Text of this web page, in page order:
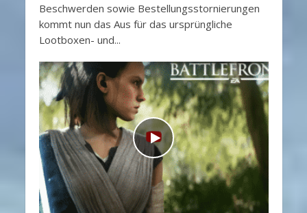
Beschwerden sowie Bestellungsstornierungen
kommt nun das Aus für das ursprüngliche
Lootboxen- und...